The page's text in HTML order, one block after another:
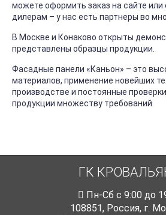
можете оформить заказ на сайте
дилерам – у нас есть партнеры во
В Москве и Конаково открыты
представлены образцы продукции.
Фасадные панели «Каньон» – это
материалов, применение новейших
производстве и постоянные
продукции множеству требований.
ГК
Пн-Cб с 9:00 до
108851, Россия, г.